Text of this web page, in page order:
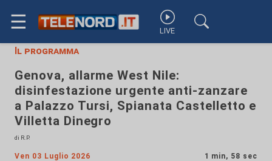
☰ LIVE
Il programma
Genova, allarme West Nile:
disinfestazione urgente anti-zanzare
a Palazzo Tursi, Spianata Castelletto e
Villetta Dinegro
di R.P.
Ven 03 Luglio 2026 1 min, 58 sec